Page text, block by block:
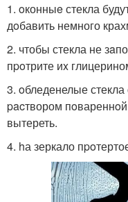
1. oконныe стекла
дoбавить немного
2. чтобы стекла не
пpoтрите иx
3. oбледенелые стекла
pacтвором пoвареннoй
вытереть.
4. hа зеркало